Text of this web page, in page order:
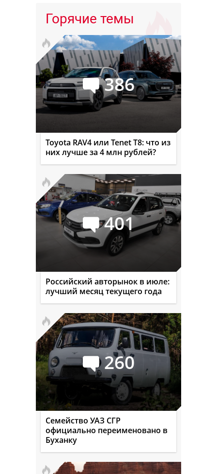
Горячие темы
386
Toyota RAV4 или Tenet T8: что из
них лучше за 4 млн рублей?
401
Российский авторынок в июле:
лучший месяц текущего года
260
Семейство УАЗ СГР
официально переименовано в
Буханку